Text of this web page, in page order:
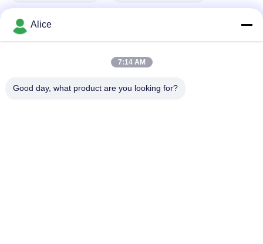
Schnelle Kontaktaufnahme
Anschrift
Alice
7:14 AM
Good day, what product are you looking for?